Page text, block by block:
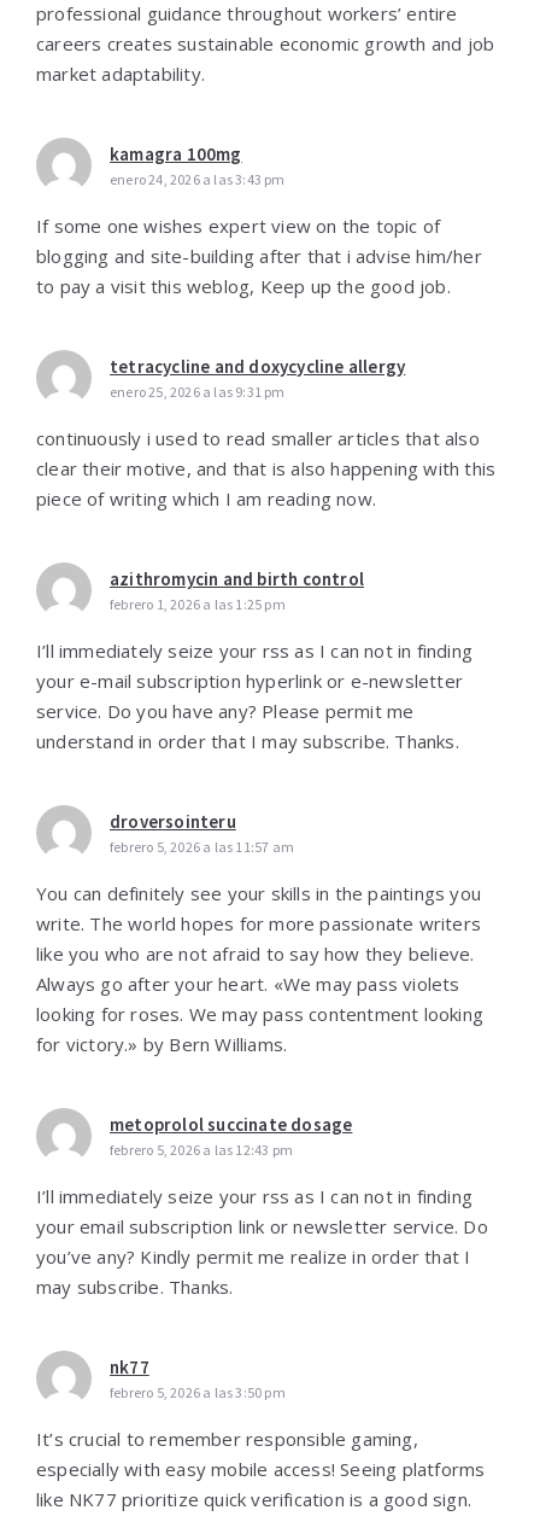
professional guidance throughout workers’ entire
careers creates sustainable economic growth and job
market adaptability.
kamagra 100mg
enero 24, 2026 a las 3:43 pm
If some one wishes expert view on the topic of
blogging and site-building after that i advise him/her
to pay a visit this weblog, Keep up the good job.
tetracycline and doxycycline allergy
enero 25, 2026 a las 9:31 pm
continuously i used to read smaller articles that also
clear their motive, and that is also happening with this
piece of writing which I am reading now.
azithromycin and birth control
febrero 1, 2026 a las 1:25 pm
I’ll immediately seize your rss as I can not in finding
your e-mail subscription hyperlink or e-newsletter
service. Do you have any? Please permit me
understand in order that I may subscribe. Thanks.
droversointeru
febrero 5, 2026 a las 11:57 am
You can definitely see your skills in the paintings you
write. The world hopes for more passionate writers
like you who are not afraid to say how they believe.
Always go after your heart. «We may pass violets
looking for roses. We may pass contentment looking
for victory.» by Bern Williams.
metoprolol succinate dosage
febrero 5, 2026 a las 12:43 pm
I’ll immediately seize your rss as I can not in finding
your email subscription link or newsletter service. Do
you’ve any? Kindly permit me realize in order that I
may subscribe. Thanks.
nk77
febrero 5, 2026 a las 3:50 pm
It’s crucial to remember responsible gaming,
especially with easy mobile access! Seeing platforms
like NK77 prioritize quick verification is a good sign.